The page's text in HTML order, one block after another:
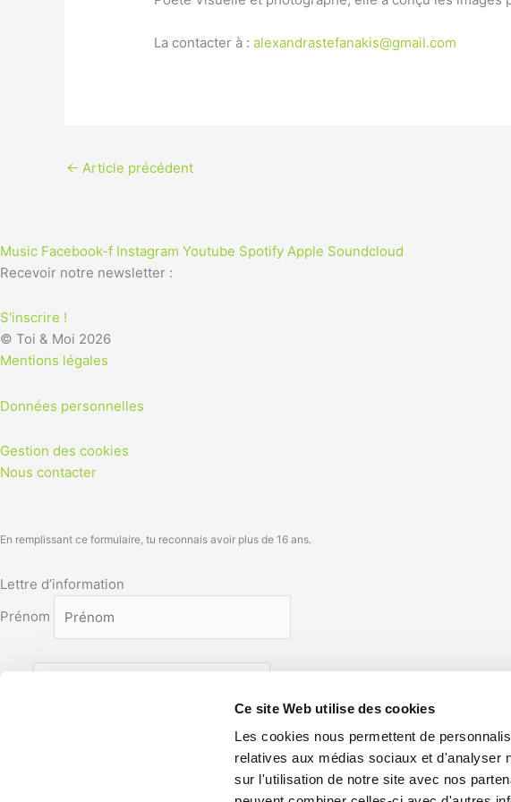
Ce site Web utilise des cookies
Les cookies nous permettent de
relatives aux médias sociaux et d'analyser
sur l'utilisation de notre site avec nos
La contacter à :alexandrastefanakis@gmail.com
← Article précédent
Music Facebook-f Instagram Youtube Spotify Apple Soundcloud
Recevoir notre newsletter :
S'inscrire !
© Toi & Moi 2026
Mentions légales
Données personnelles
Gestion des cookies
Nous contacter
En remplissant ce formulaire, tu reconnais avoir plus de 16 ans.
Lettre d’information
Prénom